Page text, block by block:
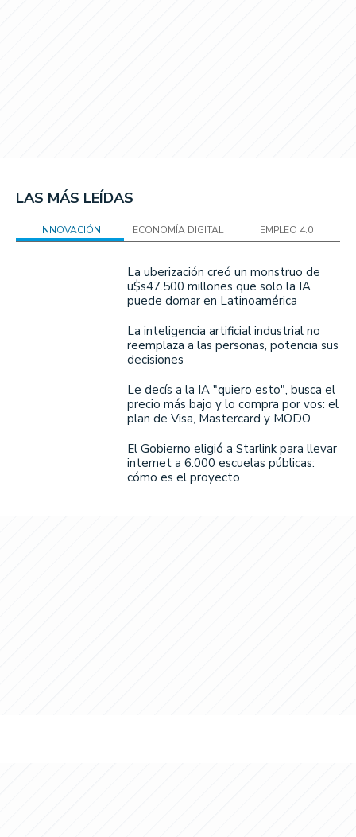
LAS MÁS LEÍDAS
INNOVACIÓN ECONOMÍA DIGITAL EMPLEO 4.0
La uberización creó un monstruo de
u$s47.500 millones que solo la IA
puede domar en Latinoamérica
La inteligencia artificial industrial no
reemplaza a las personas, potencia sus
decisiones
Le decís a la IA "quiero esto", busca el
precio más bajo y lo compra por vos: el
plan de Visa, Mastercard y MODO
El Gobierno eligió a Starlink para llevar
internet a 6.000 escuelas públicas:
cómo es el proyecto